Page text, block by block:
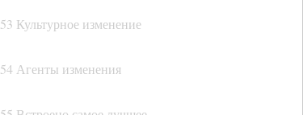
53 Культурное изменение
54 Агенты изменения